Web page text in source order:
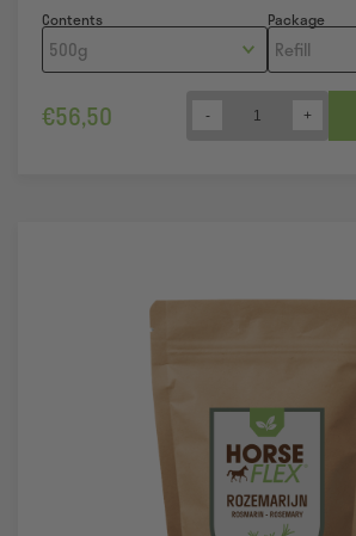
Contents Package
€56,50 Quantity